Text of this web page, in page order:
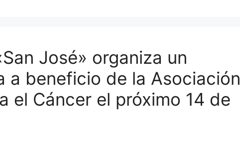
José» organiza un
a beneficio de la Asociación
el Cáncer el próximo 14 de